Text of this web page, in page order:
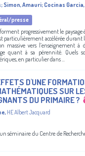
; Simon, Amauri; Cocinas
presse
progressivement le
particulièrement accélérée durant
vers l’enseignement à
quant à sa pérennité. Quels
en particulier dans ...
D'UNE
SUR
DU PRIMAIRE ?
, HE Albert Jacquard
séminaire du Centre de